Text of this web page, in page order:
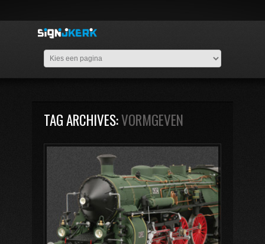
TAG ARCHIVES:VORMGEVEN